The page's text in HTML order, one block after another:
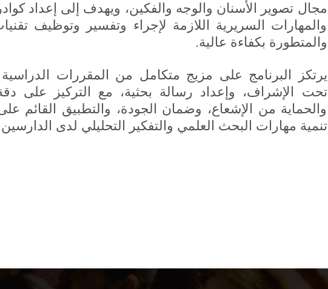
مجال تصوير الأسنان والوجه والفكين، ويهدف إلى إعداد
والمهارات السريرية اللازمة لإجراء وتفسير وتوظيف
والمتطورة بكفاءة عالية.
يرتكز البرنامج على مزيج متكامل من المقررات
تحت الإشراف، وإعداد رسالة بحثية، مع التركيز على
والحماية من الإشعاع، وضمان الجودة، والتطبيق القائم
تنمية مهارات البحث العلمي والتفكير التحليلي لدى